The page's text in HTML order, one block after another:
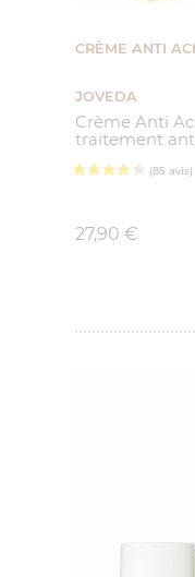
CRÈME ANTI
JOVEDA
Crème Anti
traitement
27,90 €